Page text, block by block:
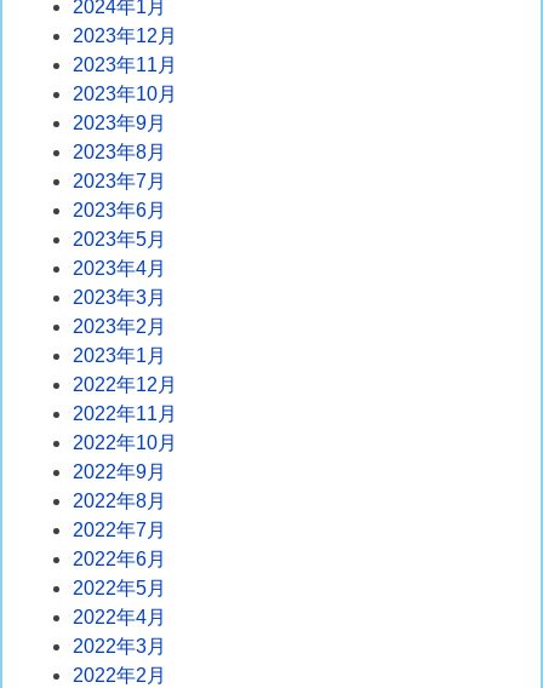
2024年1月
2023年12月
2023年11月
2023年10月
2023年9月
2023年8月
2023年7月
2023年6月
2023年5月
2023年4月
2023年3月
2023年2月
2023年1月
2022年12月
2022年11月
2022年10月
2022年9月
2022年8月
2022年7月
2022年6月
2022年5月
2022年4月
2022年3月
2022年2月